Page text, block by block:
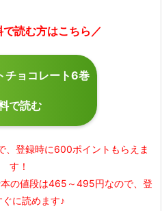
読む方はこちら／
ョコレート6巻
で読む
、登録時に600ポイントもらえま
す！
本の値段は465～495円なので、登
ぐに読めます♪